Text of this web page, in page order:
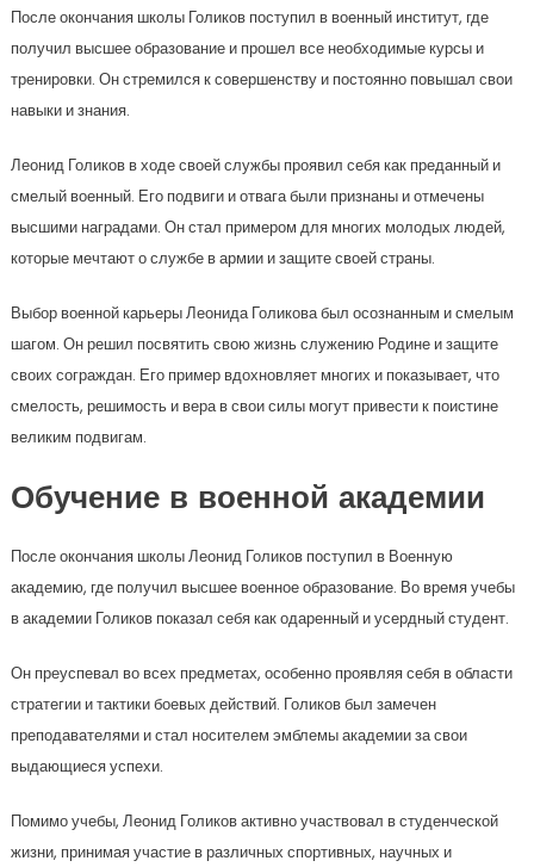
После окончания школы Голиков поступил в военный институт, где
получил высшее образование и прошел все необходимые курсы и
тренировки. Он стремился к совершенству и постоянно повышал свои
навыки и знания.
Леонид Голиков в ходе своей службы проявил себя как преданный и
смелый военный. Его подвиги и отвага были признаны и отмечены
высшими наградами. Он стал примером для многих молодых людей,
которые мечтают о службе в армии и защите своей страны.
Выбор военной карьеры Леонида Голикова был осознанным и смелым
шагом. Он решил посвятить свою жизнь служению Родине и защите
своих сограждан. Его пример вдохновляет многих и показывает, что
смелость, решимость и вера в свои силы могут привести к поистине
великим подвигам.
Обучение в военной академии
После окончания школы Леонид Голиков поступил в Военную
академию, где получил высшее военное образование. Во время учебы
в академии Голиков показал себя как одаренный и усердный студент.
Он преуспевал во всех предметах, особенно проявляя себя в области
стратегии и тактики боевых действий. Голиков был замечен
преподавателями и стал носителем эмблемы академии за свои
выдающиеся успехи.
Помимо учебы, Леонид Голиков активно участвовал в студенческой
жизни, принимая участие в различных спортивных, научных и